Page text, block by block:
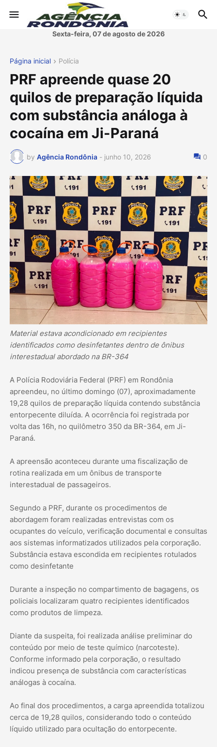
Sexta-feira, 07 de agosto de 2026
Página inicial Polícia
PRF apreende quase 20
quilos de preparação líquida
com substância análoga à
cocaína em Ji-Paraná
by Agência Rondônia - junho 10, 2026 0
Material estava acondicionado em recipientes
identificados como desinfetantes dentro de ônibus
interestadual abordado na BR-364
A Polícia Rodoviária Federal (PRF) em Rondônia
apreendeu, no último domingo (07), aproximadamente
19,28 quilos de preparação líquida contendo substância
entorpecente diluída. A ocorrência foi registrada por
volta das 16h, no quilômetro 350 da BR-364, em Ji-
Paraná.
A apreensão aconteceu durante uma fiscalização de
rotina realizada em um ônibus de transporte
interestadual de passageiros.
Segundo a PRF, durante os procedimentos de
abordagem foram realizadas entrevistas com os
ocupantes do veículo, verificação documental e consultas
aos sistemas informatizados utilizados pela corporação.
Substância estava escondida em recipientes rotulados
como desinfetante
Durante a inspeção no compartimento de bagagens, os
policiais localizaram quatro recipientes identificados
como produtos de limpeza.
Diante da suspeita, foi realizada análise preliminar do
conteúdo por meio de teste químico (narcoteste).
Conforme informado pela corporação, o resultado
indicou presença de substância com características
análogas à cocaína.
Ao final dos procedimentos, a carga apreendida totalizou
cerca de 19,28 quilos, considerando todo o conteúdo
líquido utilizado para ocultação do entorpecente.